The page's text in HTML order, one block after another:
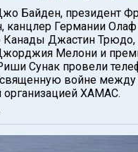
Байден, президент
канцлер Германии
Канады Джастин Трюдо,
Мелони и
Сунак провели
войне между
организацией ХАМАС.